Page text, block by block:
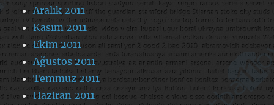
Aralık 2011
Kasım 2011
Ekim 2011
Ağustos 2011
Temmuz 2011
Haziran 2011